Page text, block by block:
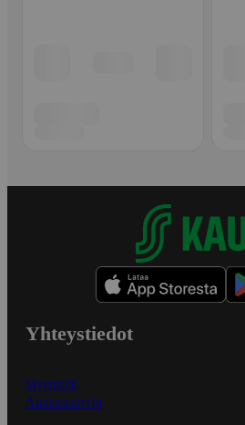
Yhteystiedot
Myymälät
Asiakaspalvelu